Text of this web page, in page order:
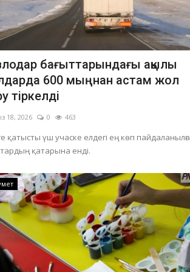
бағыттарындағы ақылы
600 мыңнан астам жол
тіркелді
18, 2026 0 463
қатысты үш учаске елдегі ең көп
қатарына енді.
Франция әлем
финалына бір қадам қалғанда...
Шілде 15, 2026 928
Басты фаворитті жарыс жолынан Испания